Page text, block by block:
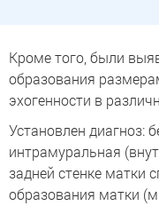
Кроме того, были
образования
эхогенности в
Установлен диагноз:
интрамуральная
задней стенке матки
образования матки